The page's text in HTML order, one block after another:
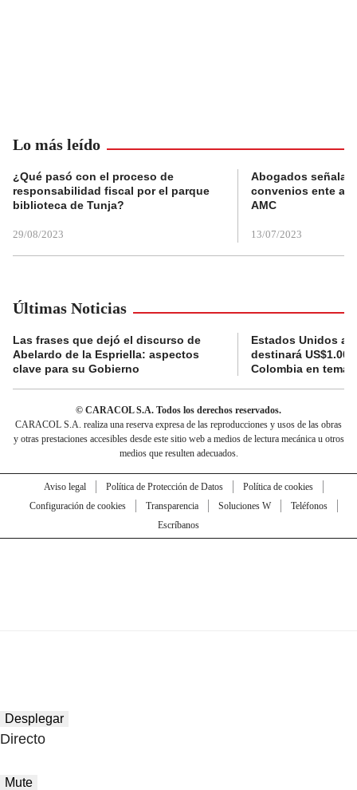
Lo más leído
¿Qué pasó con el proceso de
responsabilidad fiscal por el parque
biblioteca de Tunja?
29/08/2023
Abogados
convenios ente
AMC
13/07/2023
Últimas Noticias
Las frases que dejó el discurso de
Abelardo de la Espriella: aspectos
clave para su Gobierno
Estados Unidos
destinará
Colombia en
© CARACOL S.A. Todos los derechos reservados.
CARACOL S.A. realiza una reserva expresa de las reproducciones y usos de las obras
y otras prestaciones accesibles desde este sitio web a medios de lectura mecánica u otros
medios que resulten adecuados.
Aviso legal Política de Protección de Datos
Política de cookies
Configuración de cookies
Transparencia Soluciones W
Teléfonos
Escríbanos
Desplegar
Directo
Mute